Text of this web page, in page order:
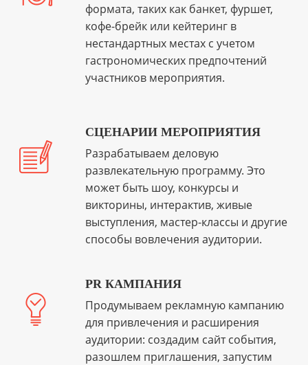
формата, таких как банкет, фуршет,
кофе-брейк или кейтеринг в
нестандартных местах с учетом
гастрономических предпочтений
участников мероприятия.
СЦЕНАРИИ МЕРОПРИЯТИЯ
Разрабатываем деловую
развлекательную программу. Это
может быть шоу, конкурсы и
викторины, интерактив, живые
выступления, мастер-классы и другие
способы вовлечения аудитории.
PR КАМПАНИЯ
Продумываем рекламную кампанию
для привлечения и расширения
аудитории: создадим сайт события,
разошлем приглашения, запустим